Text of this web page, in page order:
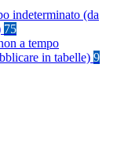
indeterminato (da
75
a tempo
in tabelle) 9